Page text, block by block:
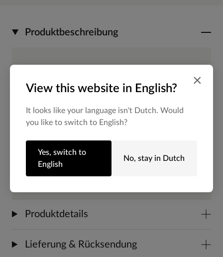
Produktbeschreibung
Die Slipper haben einen 2 cm hohen
Absatz, eine runde Kappe und ein Detail
auf dem Spann. Als Schuhpflege
empfehlen wir das Carbon Pro-Spray von
Collonil.
Produktdetails
Lieferung & Rücksendung
×
View this website in English?
It looks like your language isn't Dutch. Would
you like to switch to English?
Yes, switch to
English
No, stay in Dutch